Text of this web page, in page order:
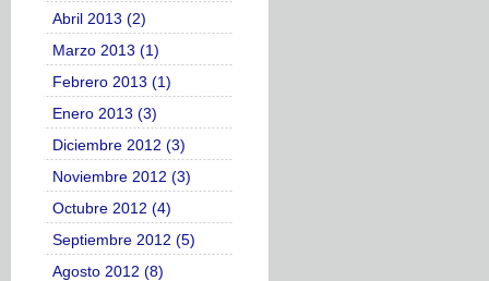
Abril 2013 (2)
Marzo 2013 (1)
Febrero 2013 (1)
Enero 2013 (3)
Diciembre 2012 (3)
Noviembre 2012 (3)
Octubre 2012 (4)
Septiembre 2012 (5)
Agosto 2012 (8)